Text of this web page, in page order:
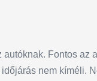
Fontos az
nem kíméli.